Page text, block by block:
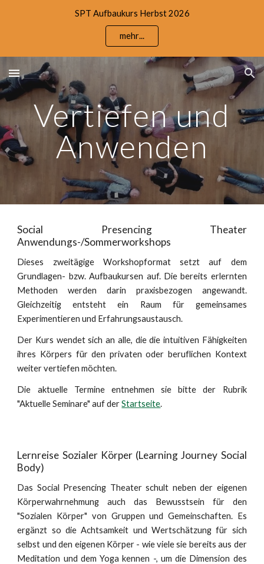
SPT Aufbaukurs Herbst 2026
mehr...
Vertiefen und
Anwenden
Social Presencing Theater
Anwendungs-/Sommerworkshops
Dieses zweitägige Workshopformat setzt auf dem
Grundlagen- bzw. Aufbaukursen auf. Die bereits erlernten
Methoden werden darin praxisbezogen angewandt.
Gleichzeitig entsteht ein Raum für gemeinsames
Experimentieren und Erfahrungsaustausch.
Der Kurs wendet sich an alle, die die intuitiven Fähigkeiten
ihres Körpers für den privaten oder beruflichen Kontext
weiter vertiefen möchten.
Die aktuelle Termine entnehmen sie bitte der Rubrik
"Aktuelle Seminare" auf derStartseite.
Lernreise Sozialer Körper (Learning Journey Social
Body)
Das Social Presencing Theater schult neben der eigenen
Körperwahrnehmung auch das Bewusstsein für den
"Sozialen Körper" von Gruppen und Gemeinschaften. Es
ergänzt so die Achtsamkeit und Wertschätzung für sich
selbst und den eigenen Körper - wie viele sie bereits aus der
Meditation und dem Yoga kennen -, um die Dimension des